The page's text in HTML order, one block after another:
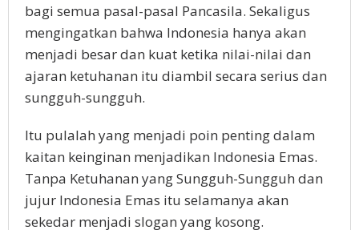
bagi semua pasal-pasal Pancasila. Sekaligus
mengingatkan bahwa Indonesia hanya akan
menjadi besar dan kuat ketika nilai-nilai dan
ajaran ketuhanan itu diambil secara serius dan
sungguh-sungguh.
Itu pulalah yang menjadi poin penting dalam
kaitan keinginan menjadikan Indonesia Emas.
Tanpa Ketuhanan yang Sungguh-Sungguh dan
jujur Indonesia Emas itu selamanya akan
sekedar menjadi slogan yang kosong.